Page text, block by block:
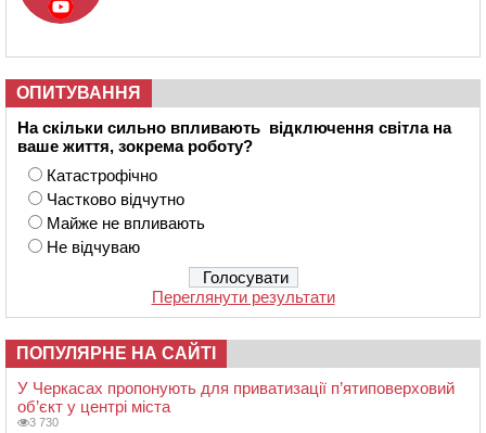
ОПИТУВАННЯ
На скільки сильно впливають відключення світла на
ваше життя, зокрема роботу?
Катастрофічно
Частково відчутно
Майже не впливають
Не відчуваю
Переглянути результати
ПОПУЛЯРНЕ НА САЙТІ
У Черкасах пропонують для приватизації п’ятиповерховий
об’єкт у центрі міста
3 730